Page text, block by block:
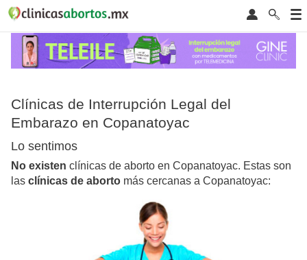
Clínicas de Interrupción Legal del
Embarazo en Copanatoyac
Lo sentimos
No existen clínicas de aborto en Copanatoyac. Estas son
las clínicas de aborto más cercanas a Copanatoyac: